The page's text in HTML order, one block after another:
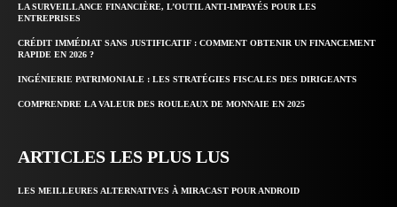
LA SURVEILLANCE FINANCIÈRE, L’OUTIL ANTI-IMPAYÉS POUR LES
ENTREPRISES
CRÉDIT IMMÉDIAT SANS JUSTIFICATIF : COMMENT OBTENIR UN FINANCEMENT
RAPIDE EN 2026 ?
INGÉNIERIE PATRIMONIALE : LES STRATÉGIES FISCALES DES DIRIGEANTS
COMPRENDRE LA VALEUR DES ROULEAUX DE MONNAIE EN 2025
ARTICLES LES PLUS LUS
LES MEILLEURES ALTERNATIVES À MIRACAST POUR ANDROID